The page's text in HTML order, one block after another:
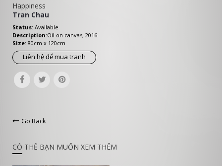
Happiness
Tran Chau
Status: Available
Description:Oil on canvas, 2016
Size: 80cm x 120cm
Liên hệ để mua tranh
Go Back
CÓ THỂ BẠN MUỐN XEM THÊM